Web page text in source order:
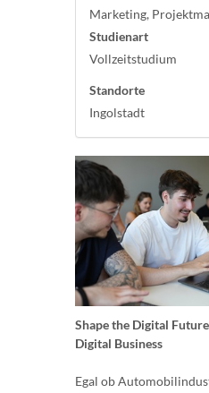
Marketing,
Studienart
Vollzeitstudium
Standorte
Ingolstadt
Shape the Digital
Digital Business
Egal ob